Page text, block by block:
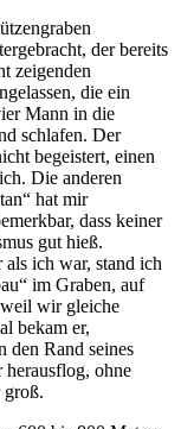
der bereits
zeigenden
die ein
Mann in die
schlafen. Der
begeistert, einen
Die anderen
hat mir
dass keiner
gut hieß.
ich war, stand ich
im Graben, auf
weil wir gleiche
bekam er,
den Rand seines
herausflog, ohne
groß.